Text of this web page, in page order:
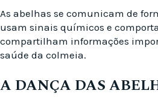
As abelhas se comunicam de
usam sinais químicos e
compartilham informações
saúde da colmeia.
A DANÇA DAS